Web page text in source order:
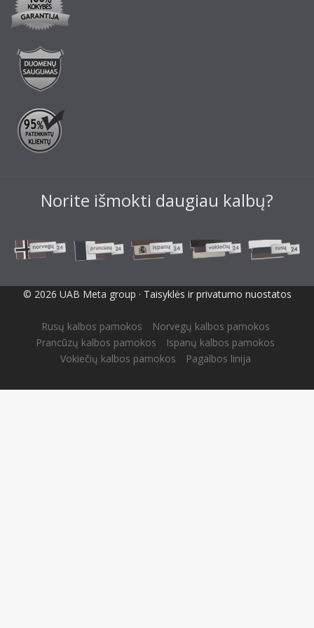
Norite išmokti daugiau kalbų?
© 2026 UAB Meta group · Taisyklės ir privatumo nuostatos
Rusų kalbos pamokos
Norvegų kalbos pamokos
Prancūzų kalbos pamokos
Ispanų kalbos pamokos
Vokiečių kalbos pamokos
Pagalbos linija